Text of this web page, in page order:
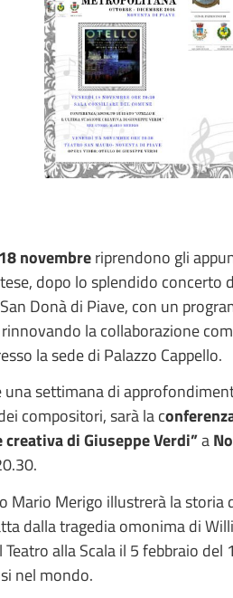
novembreriprendono gli
dopo lo splendido concerto
Donà di Piave, con un
la collaborazione
la sede di Palazzo Cappello.
una settimana di
compositori, sarà la c
di Giuseppe Verdi”a
Mario Merigo illustrerà la
dalla tragedia omonima di
Teatro alla Scala il 5 febbraio
nel mondo.